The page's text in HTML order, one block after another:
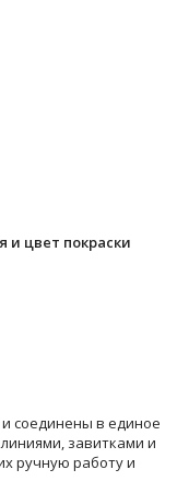
и цвет покраски
соединены в единое
завитками и
ручную работу и